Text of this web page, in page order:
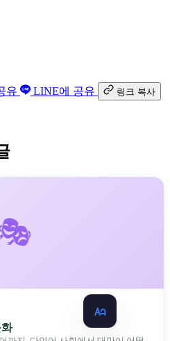
유 LINE에 공유 링크 복사